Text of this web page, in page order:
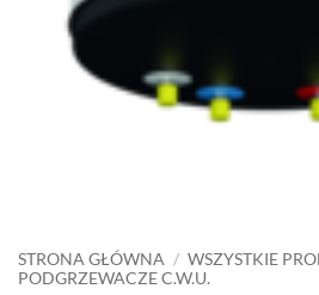
STRONA GŁÓWNA / WSZYSTKIE
PODGRZEWACZE C.W.U.